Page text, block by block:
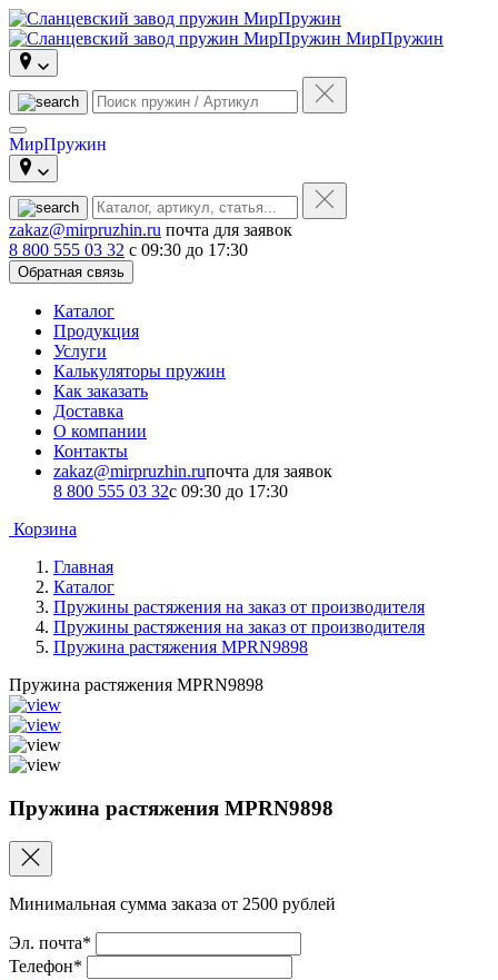
МирПружин
МирПружин
zakaz@mirpruzhin.ru почта для заявок
8 800 555 03 32 с 09:30 до 17:30
Обратная связь
Каталог
Продукция
Услуги
Калькуляторы пружин
Как заказать
Доставка
О компании
Контакты
zakaz@mirpruzhin.ruпочта для заявок
8 800 555 03 32с 09:30 до 17:30
Корзина
Главная
Каталог
Пружины растяжения на заказ от производителя
Пружины растяжения на заказ от производителя
Пружина растяжения MPRN9898
Пружина растяжения MPRN9898
Пружина растяжения MPRN9898
Минимальная сумма заказа от 2500 рублей
Эл. почта*
Телефон*